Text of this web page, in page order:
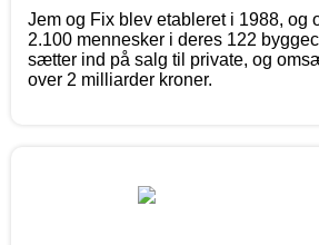
Jem og Fix blev etableret i 1988, og
2.100 mennesker i deres 122
sætter ind på salg til private, og
over 2 milliarder kroner.